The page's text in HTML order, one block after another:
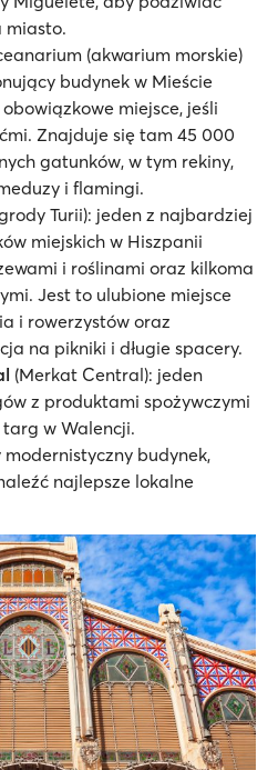
miasto.
(akwarium morskie)
budynek w Mieście
miejsce, jeśli
Znajduje się tam 45 000
gatunków, w tym rekiny,
i flamingi.
Turii): jeden z najbardziej
miejskich w Hiszpanii
i roślinami oraz kilkoma
Jest to ulubione miejsce
i rowerzystów oraz
na pikniki i długie spacery.
(Merkat Central): jeden
z produktami spożywczymi
targ w Walencji.
budynek,
najlepsze lokalne